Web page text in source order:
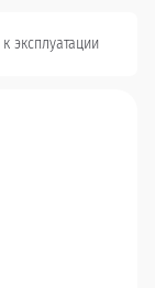
эксплуатации